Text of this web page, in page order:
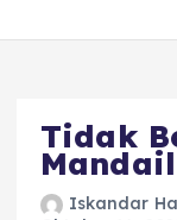
Tidak
Iskandar